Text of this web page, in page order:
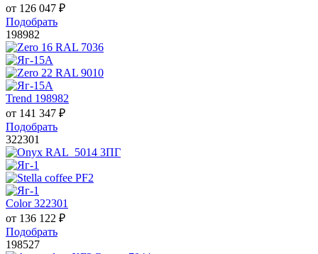
от 126 047 ₽
Подобрать
198982
Trend 198982
от 141 347 ₽
Подобрать
322301
Color 322301
от 136 122 ₽
Подобрать
198527